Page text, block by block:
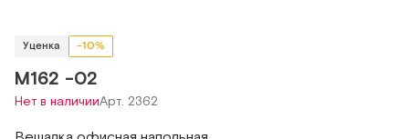
Уценка -10%
М162 -02
Нет в наличииАрт. 2362